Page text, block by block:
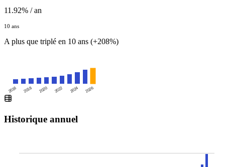
11.92% / an
10 ans
A plus que triplé en 10 ans (+208%)
2016 2018 2020 2022 2024 2026
Historique annuel